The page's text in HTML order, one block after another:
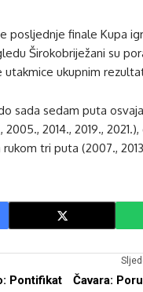
posljednje finale Kupa
Širokobriježani su
ukupnim
sada sedam puta
2005., 2014., 2019.,
tri puta (2007.,
Pontifikat
Čavara: